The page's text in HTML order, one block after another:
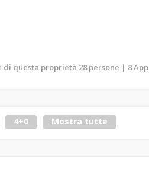
di questa proprietà 28 persone | 8
4+0 Mostra tutte